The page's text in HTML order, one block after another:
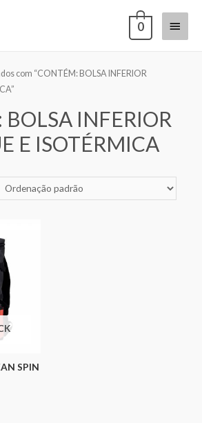
0
com “CONTÉM: BOLSA INFERIOR
INFERIOR
E ISOTÉRMICA
SPIN